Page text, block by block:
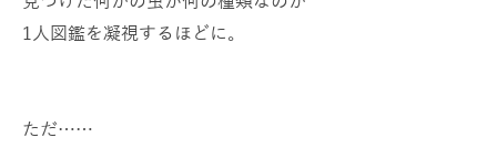
1人図鑑を凝視するほどに。
ただ……